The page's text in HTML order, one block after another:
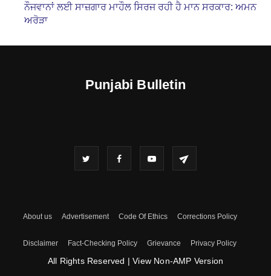
ਨੌਜਵਾਨਾਂ ਲਈ ਸਾਜ਼ਗਾਰ ਮਾਹੌਲ ਸਿਰਜ ਰਹੀ ਹੈ ਮਾਨ ਸਰਕਾਰ: ਅਮਨ
ਅਰੋੜਾ
Punjabi Bulletin
About us Advertisement Code Of Ethics Corrections Policy
Disclaimer Fact-Checking Policy Grievance Privacy Policy
All Rights Reserved | View Non-AMP Version